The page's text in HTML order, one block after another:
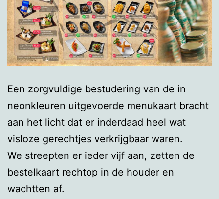
Een zorgvuldige bestudering van de in
neonkleuren uitgevoerde menukaart bracht
aan het licht dat er inderdaad heel wat
visloze gerechtjes verkrijgbaar waren.
We streepten er ieder vijf aan, zetten de
bestelkaart rechtop in de houder en
wachtten af.